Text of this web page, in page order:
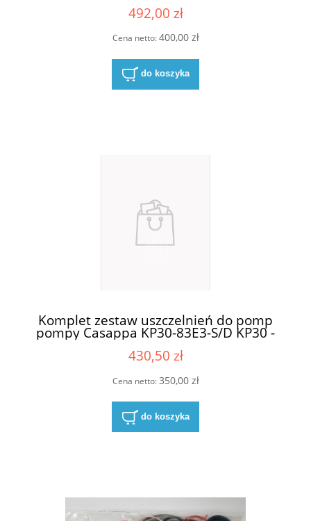
492,00 zł
Cena netto:400,00 zł
do koszyka
Komplet zestaw uszczelnień do pomp
pompy Casappa KP30-83E3-S/D KP30 -
430,50 zł
Cena netto:350,00 zł
do koszyka